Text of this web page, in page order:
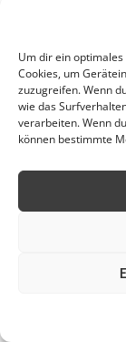
Um dir ein
Cookies, um
zuzugreifen. Wenn
wie das
verarbeiten. Wenn
können bestimmte
Oldendorf
langfristig